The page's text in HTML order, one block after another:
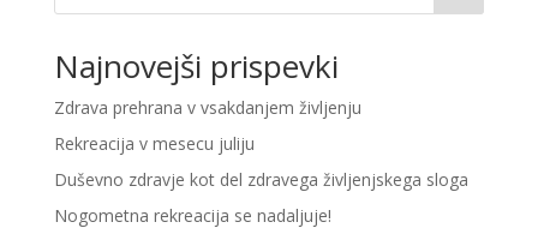
Najnovejši prispevki
Zdrava prehrana v vsakdanjem življenju
Rekreacija v mesecu juliju
Duševno zdravje kot del zdravega življenjskega sloga
Nogometna rekreacija se nadaljuje!